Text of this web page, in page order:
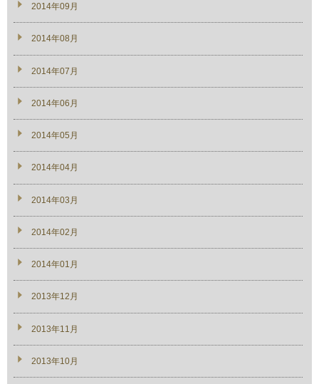
2014年09月
2014年08月
2014年07月
2014年06月
2014年05月
2014年04月
2014年03月
2014年02月
2014年01月
2013年12月
2013年11月
2013年10月